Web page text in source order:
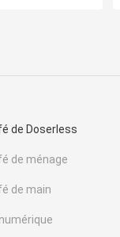
de Doserless
de ménage
de main